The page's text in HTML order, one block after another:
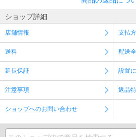
にも、出荷後の配送先情報の変更や営業
ません。ご注文確定前に必ずご登録情報
お願いいたします。
ご注文時のお願い
力が多発しております。ご登録情報のご
出荷後の変更は出来ません。ご注文確定
しいかご確認下さい。
ご注文時のご住所入力につきましてのお
いつも当店をご利用いただき誠にありが
際に番地やお部屋番号の抜けといったご
ショップ詳細
店舗情報 支払
送料 配送
延長保証 設置
注意事項 返品
ショップへのお問い合わせ